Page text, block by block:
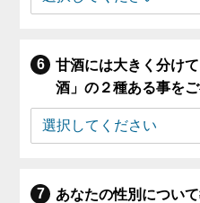
甘酒には大きく分け
酒」の２種ある事を
あなたの性別につい